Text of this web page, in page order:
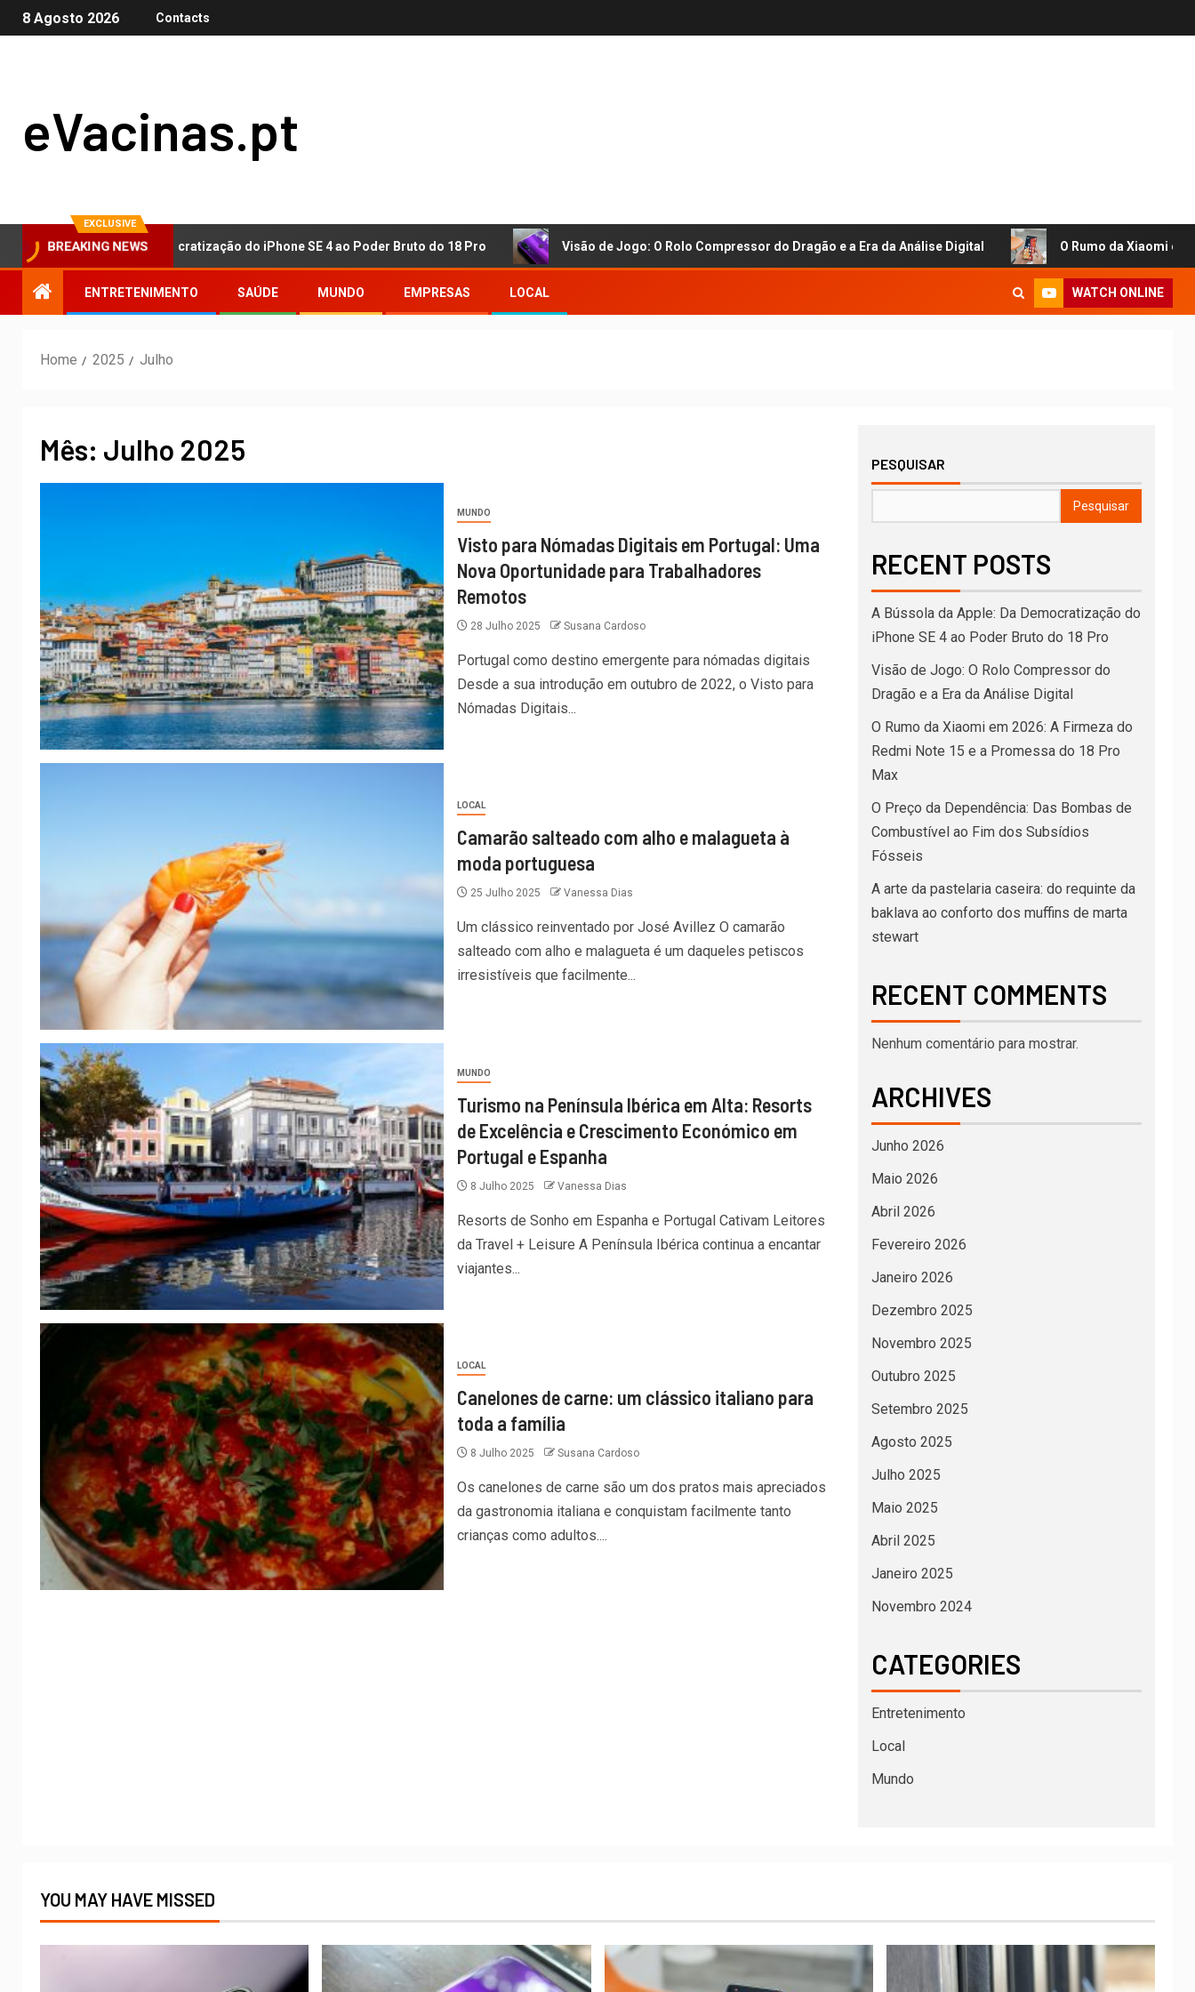
8 Agosto 2026 Contacts
eVacinas.pt
EXCLUSIVE
BREAKING NEWS
da Apple: Da Democratização do iPhone SE 4 ao Poder Bruto do 18 Pro Visão de Jogo: O Rolo Compressor do Dragão e a Era da Análise Digital O Rumo da Xiaomi em 2026:
ENTRETENIMENTO SAÚDE MUNDO EMPRESAS LOCAL WATCH ONLINE
Home 2025 Julho
Mês: Julho 2025
MUNDO
Visto para Nómadas Digitais em Portugal: Uma
Nova Oportunidade para Trabalhadores
Remotos
28 Julho 2025 Susana Cardoso
Portugal como destino emergente para nómadas digitais
Desde a sua introdução em outubro de 2022, o Visto para
Nómadas Digitais...
LOCAL
Camarão salteado com alho e malagueta à
moda portuguesa
25 Julho 2025 Vanessa Dias
Um clássico reinventado por José Avillez O camarão
salteado com alho e malagueta é um daqueles petiscos
irresistíveis que facilmente...
MUNDO
Turismo na Península Ibérica em Alta: Resorts
de Excelência e Crescimento Económico em
Portugal e Espanha
8 Julho 2025 Vanessa Dias
Resorts de Sonho em Espanha e Portugal Cativam Leitores
da Travel + Leisure A Península Ibérica continua a encantar
viajantes...
LOCAL
Canelones de carne: um clássico italiano para
toda a família
8 Julho 2025 Susana Cardoso
Os canelones de carne são um dos pratos mais apreciados
da gastronomia italiana e conquistam facilmente tanto
crianças como adultos....
PESQUISAR
Pesquisar
RECENT POSTS
A Bússola da Apple: Da Democratização do
iPhone SE 4 ao Poder Bruto do 18 Pro
Visão de Jogo: O Rolo Compressor do
Dragão e a Era da Análise Digital
O Rumo da Xiaomi em 2026: A Firmeza do
Redmi Note 15 e a Promessa do 18 Pro
Max
O Preço da Dependência: Das Bombas de
Combustível ao Fim dos Subsídios
Fósseis
A arte da pastelaria caseira: do requinte da
baklava ao conforto dos muffins de marta
stewart
RECENT COMMENTS
Nenhum comentário para mostrar.
ARCHIVES
Junho 2026
Maio 2026
Abril 2026
Fevereiro 2026
Janeiro 2026
Dezembro 2025
Novembro 2025
Outubro 2025
Setembro 2025
Agosto 2025
Julho 2025
Maio 2025
Abril 2025
Janeiro 2025
Novembro 2024
CATEGORIES
Entretenimento
Local
Mundo
YOU MAY HAVE MISSED